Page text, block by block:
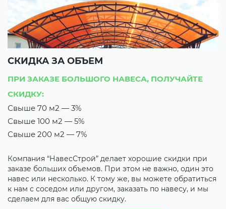
СКИДКА ЗА ОБЪЕМ
ПРИ ЗАКАЗЕ БОЛЬШОГО НАВЕСА, ПОЛУЧАЙТЕ
СКИДКУ:
Свыше 70 м2 — 3%
Свыше 100 м2 — 5%
Свыше 200 м2 — 7%
Компания “НавесСтрой” делает хорошие скидки при
заказе больших объемов. При этом не важно, один это
навес или несколько. К тому же, вы можете обратиться
к нам с соседом или другом, заказать по навесу, и мы
сделаем для вас общую скидку.